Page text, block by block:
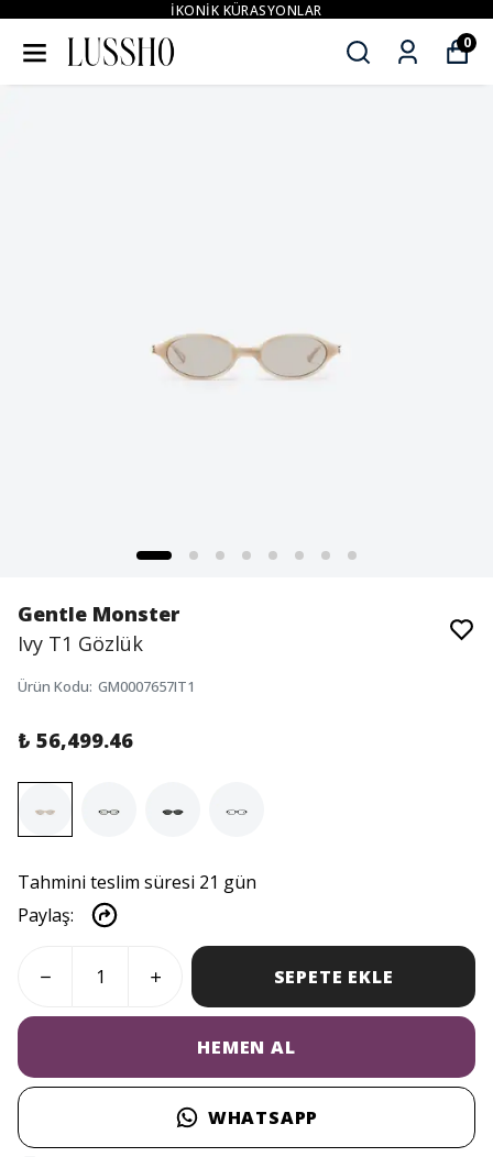
İKONİK KÜRASYONLAR
0
Gentle Monster
Ivy T1 Gözlük
Ürün Kodu: GM0007657IT1
₺ 56,499.46
Tahmini teslim süresi 21 gün
Paylaş:
SEPETE EKLE
HEMEN AL
WHATSAPP